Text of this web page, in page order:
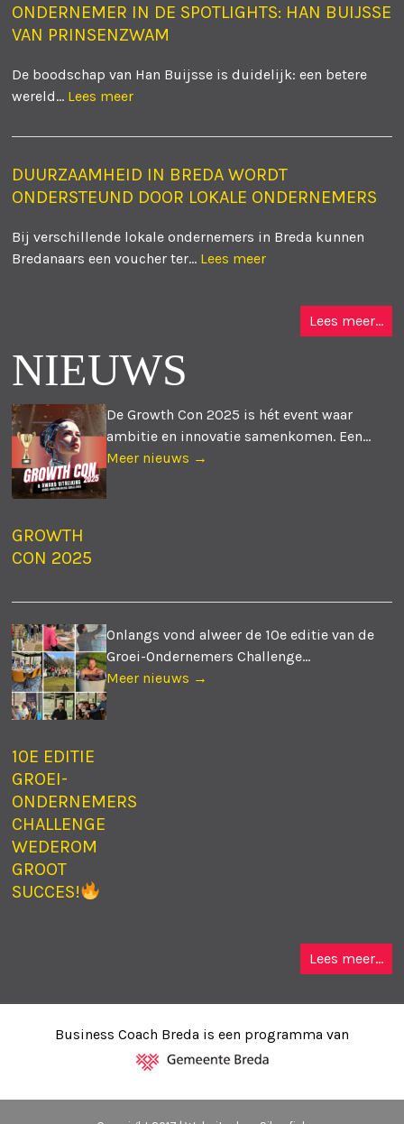
ONDERNEMER IN DE SPOTLIGHTS: HAN BUIJSSE
VAN PRINSENZWAM
De boodschap van Han Buijsse is duidelijk: een betere
wereld... Lees meer
DUURZAAMHEID IN BREDA WORDT
ONDERSTEUND DOOR LOKALE ONDERNEMERS
Bij verschillende lokale ondernemers in Breda kunnen
Bredanaars een voucher ter... Lees meer
Lees meer...
NIEUWS
GROWTH
CON 2025
De Growth Con 2025 is hét event waar
ambitie en innovatie samenkomen. Een...
Meer nieuws →
10E EDITIE
GROEI-
ONDERNEMERS
CHALLENGE
WEDEROM
GROOT
SUCCES!
Onlangs vond alweer de 10e editie van de
Groei-Ondernemers Challenge...
Meer nieuws →
Lees meer...
Business Coach Breda is een programma van